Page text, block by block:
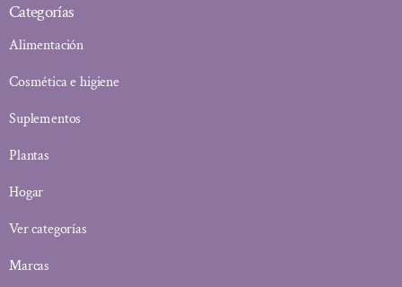
Categorías
Alimentación
Cosmética e higiene
Suplementos
Plantas
Hogar
Ver categorías
Marcas